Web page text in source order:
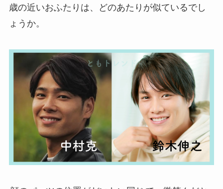
歳の近いおふたりは、どのあたりが似ているでし
ょうか。